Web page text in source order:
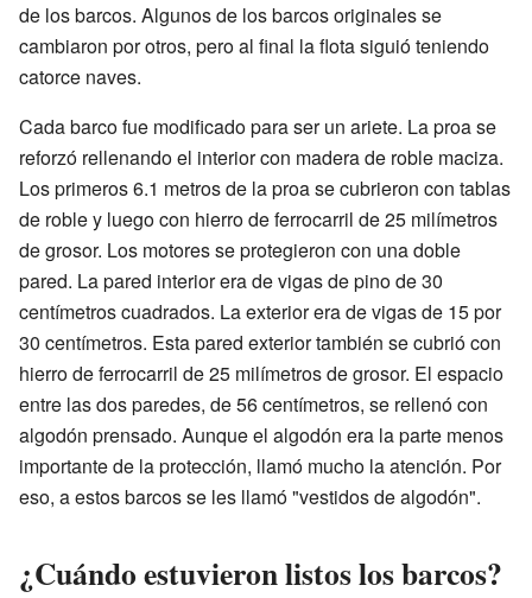
de los barcos. Algunos de los barcos originales se
cambiaron por otros, pero al final la flota siguió teniendo
catorce naves.
Cada barco fue modificado para ser un ariete. La proa se
reforzó rellenando el interior con madera de roble maciza.
Los primeros 6.1 metros de la proa se cubrieron con tablas
de roble y luego con hierro de ferrocarril de 25 milímetros
de grosor. Los motores se protegieron con una doble
pared. La pared interior era de vigas de pino de 30
centímetros cuadrados. La exterior era de vigas de 15 por
30 centímetros. Esta pared exterior también se cubrió con
hierro de ferrocarril de 25 milímetros de grosor. El espacio
entre las dos paredes, de 56 centímetros, se rellenó con
algodón prensado. Aunque el algodón era la parte menos
importante de la protección, llamó mucho la atención. Por
eso, a estos barcos se les llamó "vestidos de algodón".
¿Cuándo estuvieron listos los barcos?